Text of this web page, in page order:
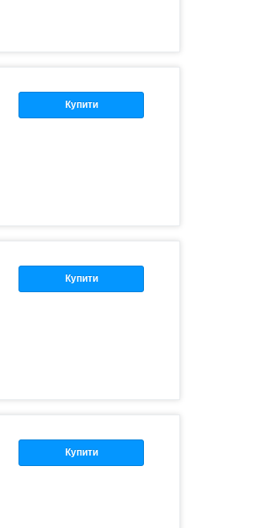
Купити
Купити
Купити